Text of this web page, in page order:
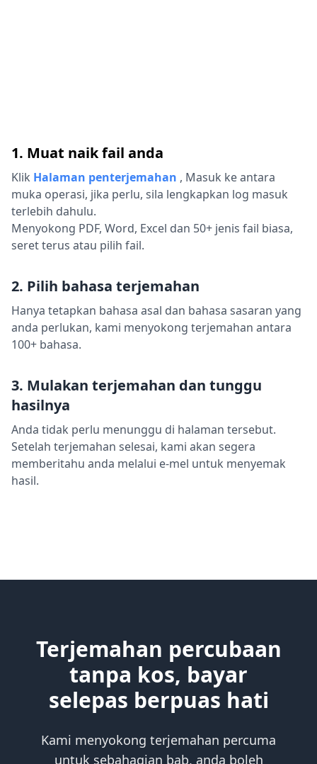
1. Muat naik fail anda
Klik Halaman penterjemahan , Masuk ke antara
muka operasi, jika perlu, sila lengkapkan log masuk
terlebih dahulu.
Menyokong PDF, Word, Excel dan 50+ jenis fail biasa,
seret terus atau pilih fail.
2. Pilih bahasa terjemahan
Hanya tetapkan bahasa asal dan bahasa sasaran yang
anda perlukan, kami menyokong terjemahan antara
100+ bahasa.
3. Mulakan terjemahan dan tunggu
hasilnya
Anda tidak perlu menunggu di halaman tersebut.
Setelah terjemahan selesai, kami akan segera
memberitahu anda melalui e-mel untuk menyemak
hasil.
Terjemahan percubaan
tanpa kos, bayar
selepas berpuas hati
Kami menyokong terjemahan percuma
untuk sebahagian bab, anda boleh